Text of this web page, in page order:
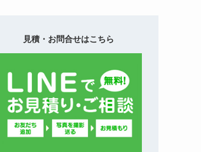
見積・お問合せはこちら